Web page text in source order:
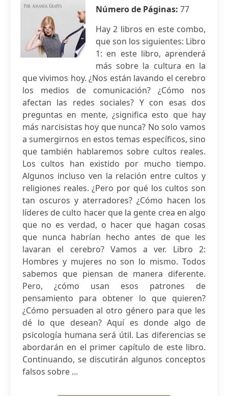
Número de Páginas: 77
Hay 2 libros en este combo,
que son los siguientes: Libro
1: en este libro, aprenderá
más sobre la cultura en la
que vivimos hoy. ¿Nos están lavando el cerebro
los medios de comunicación? ¿Cómo nos
afectan las redes sociales? Y con esas dos
preguntas en mente, ¿significa esto que hay
más narcisistas hoy que nunca? No solo vamos
a sumergirnos en estos temas específicos, sino
que también hablaremos sobre cultos reales.
Los cultos han existido por mucho tiempo.
Algunos incluso ven la relación entre cultos y
religiones reales. ¿Pero por qué los cultos son
tan oscuros y aterradores? ¿Cómo hacen los
líderes de culto hacer que la gente crea en algo
que no es verdad, o hacer que hagan cosas
que nunca habrían hecho antes de que les
lavaran el cerebro? Vamos a ver. Libro 2:
Hombres y mujeres no son lo mismo. Todos
sabemos que piensan de manera diferente.
Pero, ¿cómo usan esos patrones de
pensamiento para obtener lo que quieren?
¿Cómo persuaden al otro género para que les
dé lo que desean? Aquí es donde algo de
psicología humana será útil. Las diferencias se
abordarán en el primer capítulo de este libro.
Continuando, se discutirán algunos conceptos
falsos sobre ...